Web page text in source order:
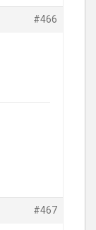
#466
#467